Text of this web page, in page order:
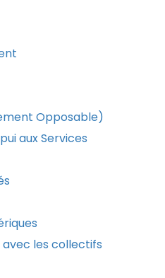
Opposable)
aux Services
avec les collectifs